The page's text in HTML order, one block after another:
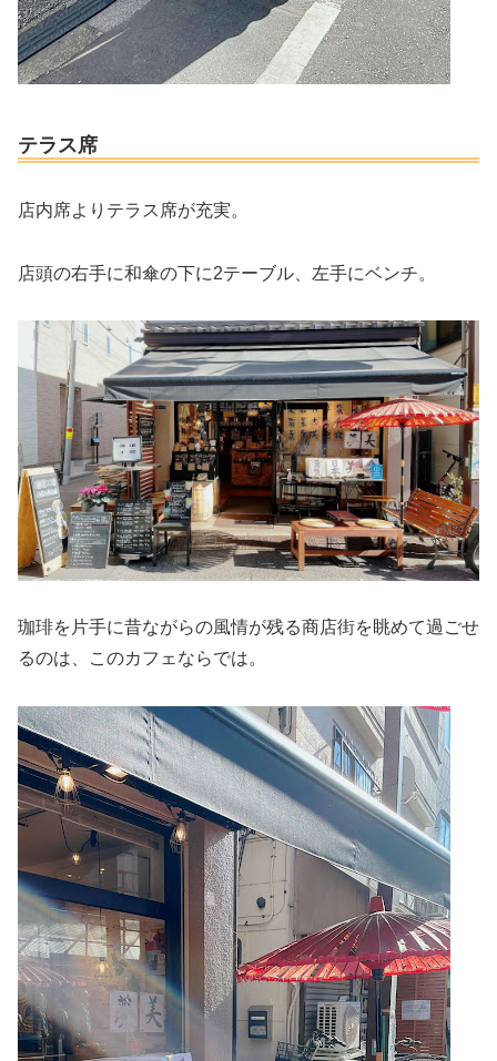
テラス席
店内席よりテラス席が充実。
店頭の右手に和傘の下に2テーブル、左手にベンチ。
珈琲を片手に昔ながらの風情が残る商店街を眺めて過ごせ
るのは、このカフェならでは。